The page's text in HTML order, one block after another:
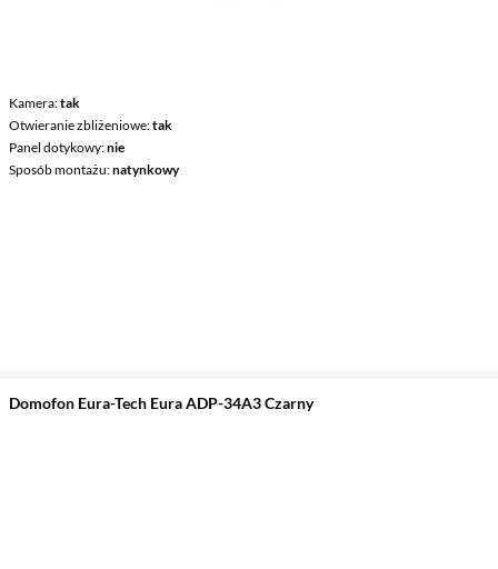
Kamera tak
Otwieranie zbliżeniowe tak
Panel dotykowy nie
Sposób montażu natynkowy
Domofon Eura-Tech Eura ADP-34A3 Czarny